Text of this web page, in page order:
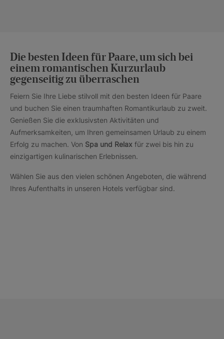
Die besten Ideen für Paare, um sich bei
einem romantischen Kurzurlaub
gegenseitig zu überraschen
Feiern Sie Ihre Liebe stilvoll mit den besten Ideen für Paare
und buchen Sie einen traumhaften Romantikurlaub zu zweit.
Genießen Sie die exklusivsten Aktivitäten und
Aufmerksamkeiten, um Ihren gemeinsamen Urlaub zu einem
Erfolg zu machen. Von Spa und Relax für zwei bis hin zu
einzigartigen kulinarischen Erlebnissen.
Wählen Sie aus den vielen schönen Angeboten, die während
Ihres Aufenthalts in unseren Hotels verfügbar sind.